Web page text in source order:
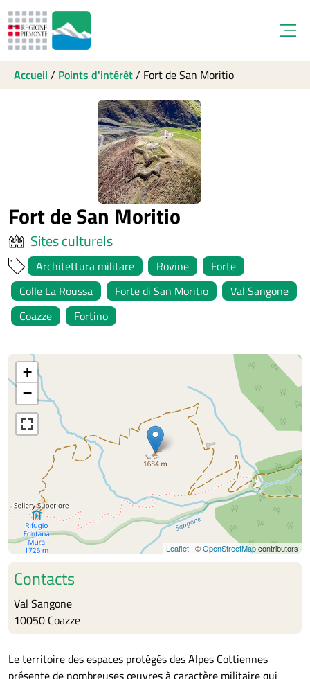
Accueil / Points d'intérêt/ Fort de San Moritio
Fort de San Moritio
Sites culturels
Architettura militare Rovine
Forte
Colle La Roussa
Forte di San Moritio
Val Sangone
Coazze
Fortino
+
−
Leaflet| ©OpenStreetMapcontributors
Contacts
Val Sangone
10050 Coazze
Le territoire des espaces protégés des Alpes Cottiennes
présente de nombreuses œuvres à caractère militaire qui